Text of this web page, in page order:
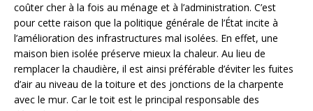
coûter cher à la fois au ménage et à l’administration. C’est
pour cette raison que la politique générale de l’État incite à
l’amélioration des infrastructures mal isolées. En effet, une
maison bien isolée préserve mieux la chaleur. Au lieu de
remplacer la chaudière, il est ainsi préférable d’éviter les fuites
d’air au niveau de la toiture et des jonctions de la charpente
avec le mur. Car le toit est le principal responsable des